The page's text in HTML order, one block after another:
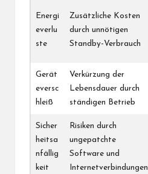
Energi
everlu
ste
Zusätzliche Kosten
durch unnötigen
Standby-Verbrauch
Gerät
eversc
hleiß
Verkürzung der
Lebensdauer durch
ständigen Betrieb
Sicher
heitsa
nfällig
keit
Risiken durch
ungepatchte
Software und
Internetverbindungen